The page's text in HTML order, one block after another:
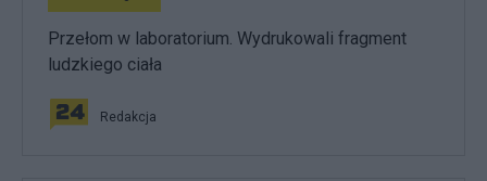
Przełom w laboratorium. Wydrukowali fragment
ludzkiego ciała
Redakcja